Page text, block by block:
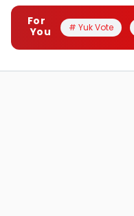
For
You
# Yuk Vote